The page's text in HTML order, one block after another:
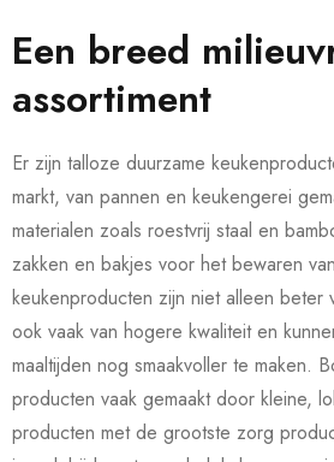
Een breed
assortiment
Er zijn talloze duurzame
markt, van pannen en keukengerei
materialen zoals roestvrij staal en
zakken en bakjes voor het bewaren
keukenproducten zijn niet alleen beter
ook vaak van hogere kwaliteit en
maaltijden nog smaakvoller te maken.
producten vaak gemaakt door kleine,
producten met de grootste zorg